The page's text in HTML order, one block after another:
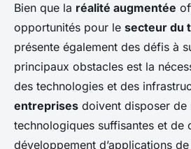
Bien que la réalité augmentée
opportunités pour le secteur du
présente également des défis à
principaux obstacles est la
des technologies et des
entreprises doivent disposer de
technologiques suffisantes et de
développement d’applications de